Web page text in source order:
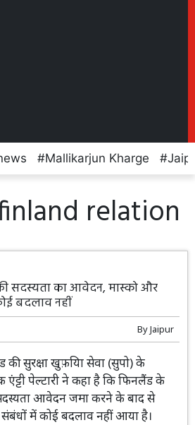
Mallikarjun Kharge
relation
सदस्यता का आवेदन, मास्को और
बदलाव नहीं
ByJaipur
की सुरक्षा खुफ़यिा सेवा (सुपो) के
एंट्टी पेल्टारी ने कहा है कि फिनलैंड के
आवेदन जमा करने के बाद से
में कोई बदलाव नहीं आया है।